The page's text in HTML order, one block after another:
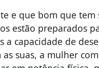
e que bom que
estão preparados
capacidade de
suas, a mulher